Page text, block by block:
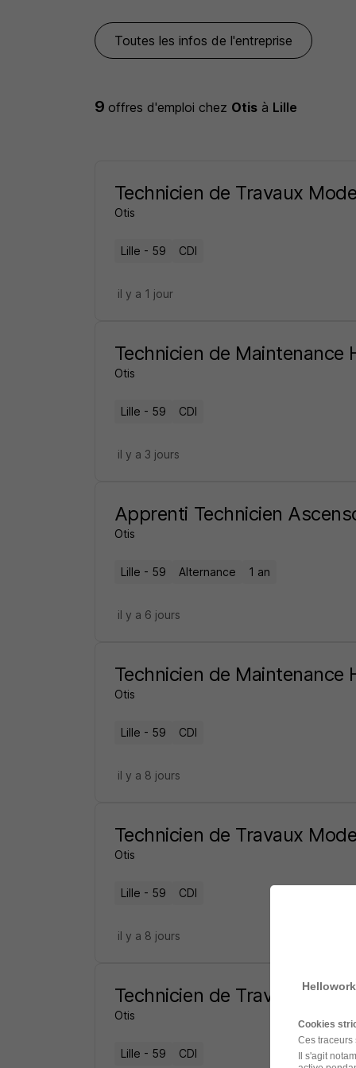
Toutes les infos de l'entreprise
9offres d'emploichez Otis à Lille
Technicien de Travaux
Otis
Lille - 59 CDI
il y a 1 jour
Technicien de Maintenance
Otis
Lille - 59 CDI
il y a 3 jours
Apprenti Technicien
Otis
Lille - 59 Alternance 1 an
il y a 6 jours
Technicien de Maintenance
Otis
Lille - 59 CDI
il y a 8 jours
Technicien de Travaux
Otis
Lille - 59 CDI
il y a 8 jours
Technicien de Travaux-
Otis
Lille - 59 CDI
Cookies
Ces traceurs
Il s'agit